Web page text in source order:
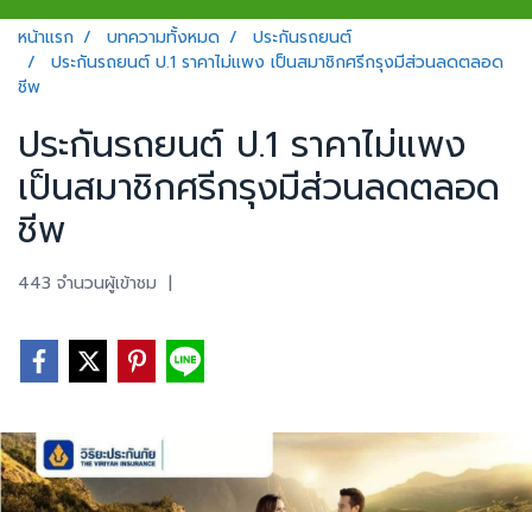
หน้าแรก บทความทั้งหมด
ประกันรถยนต์
ประกันรถยนต์ ป.1 ราคาไม่แพง เป็นสมาชิกศรีกรุงมีส่วนลดตลอด
ชีพ
ประกันรถยนต์ ป.1 ราคาไม่แพง
เป็นสมาชิกศรีกรุงมีส่วนลดตลอด
ชีพ
443 จำนวนผู้เข้าชม |